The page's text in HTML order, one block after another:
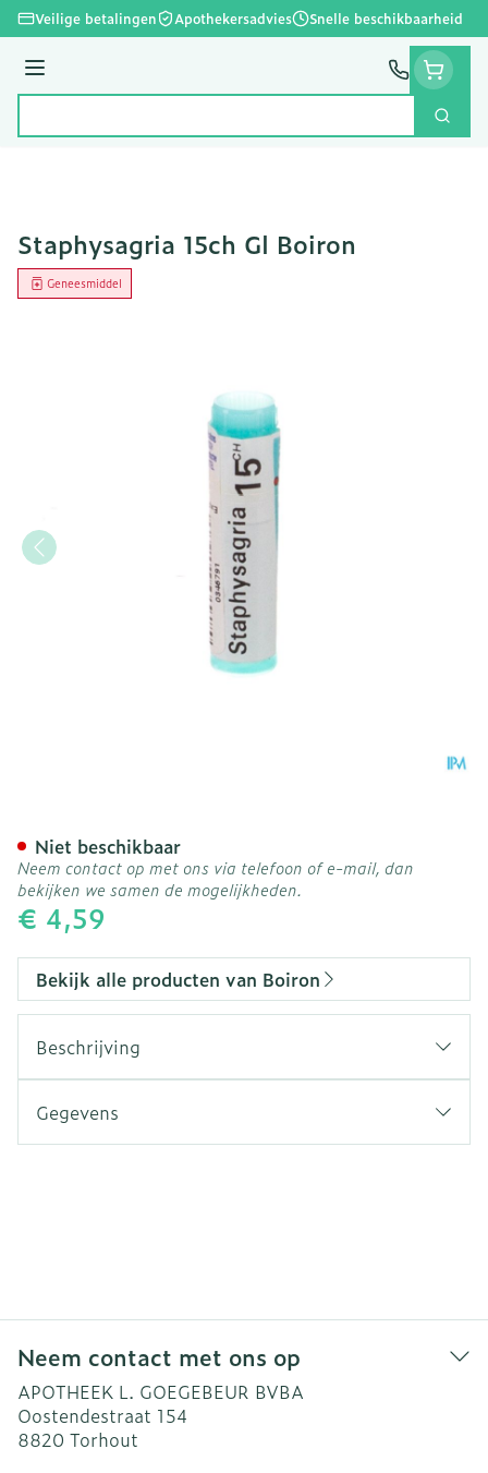
Ga naar de inhoud
Veilige betalingen Apothekersadvies Snelle beschikbaarheid
Menu
Zoek
Staphysagria 15ch Gl Boiron
Geneesmiddel
€ 4,59
Niet beschikbaar
Neem contact op met ons via telefoon of e-mail, dan
bekijken we samen de mogelijkheden.
Bekijk alle producten van Boiron
Beschrijving
Gegevens
Neem contact met ons op
APOTHEEK L. GOEGEBEUR BVBA
Oostendestraat 154
8820 Torhout